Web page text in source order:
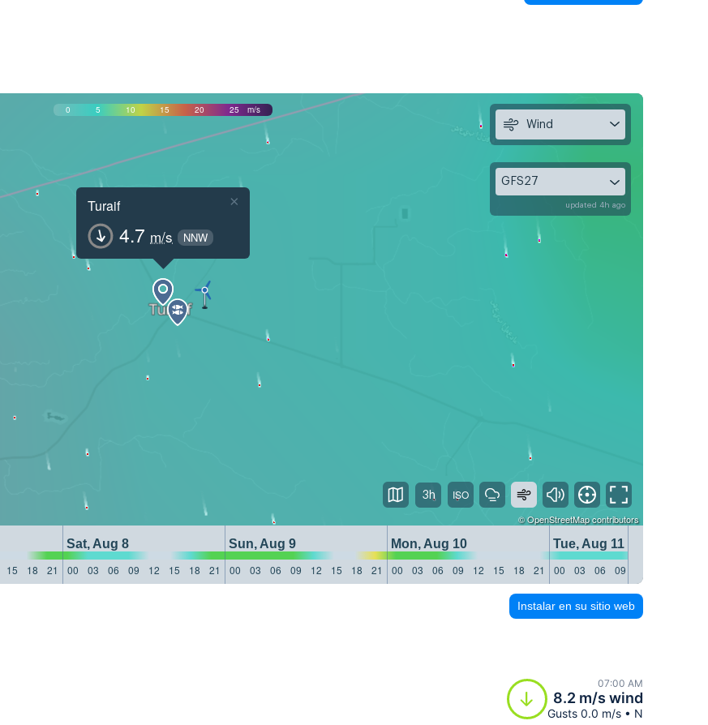
0 5 10 15 20 25 m/s
Turaif
4.7 m/s NNW
×
©OpenStreetMapcontributors
Sat, Aug 8 Sun, Aug 9 Mon, Aug 10
Tue, Aug 11
15 18 21 00 03 06 09 12 15 18 21 00 03 06 09 12 15 18 21 00 03 06 09 12 15 18 21 00 03 06 09
Wind
GFS27
updated 4h ago
3h
Instalar en su sitio web
07:00 AM
8.2 m/s wind
Gusts 0.0 m/s • N